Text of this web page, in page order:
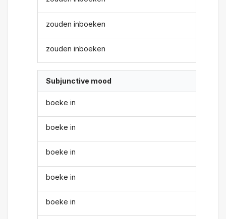
zouden inboeken
zouden inboeken
Subjunctive mood
boeke in
boeke in
boeke in
boeke in
boeke in